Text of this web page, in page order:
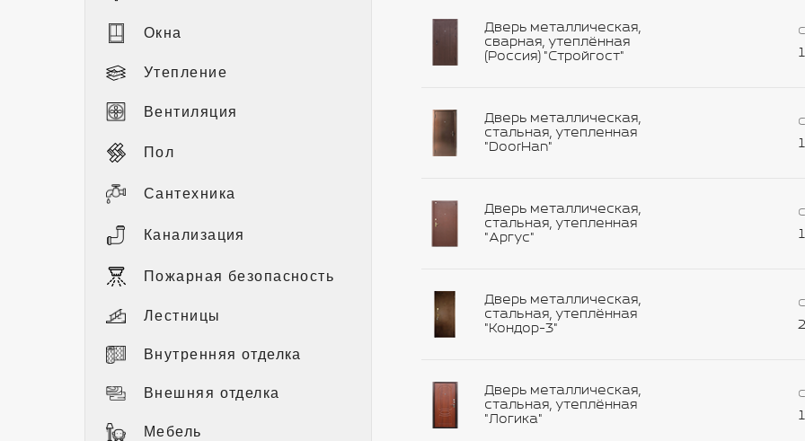
Окна
Утепление
Вентиляция
Пол
Сантехника
Канализация
Пожарная безопасность
Лестницы
Внутренняя отделка
Внешняя отделка
Мебель
Дверь металлическая,
сварная, утеплённая
(Россия) "Стройгост"
Дверь металлическая,
стальная, утепленная
"DoorHan"
Дверь металлическая,
стальная, утепленная
"Аргус"
Дверь металлическая,
стальная, утеплённая
"Кондор-3"
Дверь металлическая,
стальная, утеплённая
"Логика"